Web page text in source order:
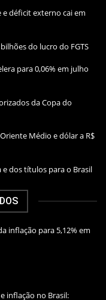
déficit externo cai em
do lucro do FGTS
para 0,06% em julho
da Copa do
Médio e dólar a R$
dos títulos para o Brasil
inflação para 5,12% em
inflação no Brasil: